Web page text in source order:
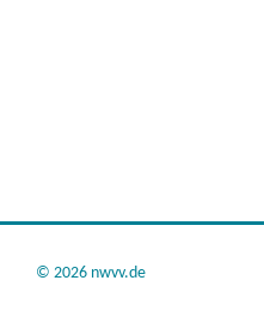
© 2026 nwvv.de